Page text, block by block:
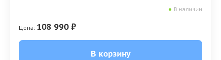
● В наличии
Цена: 108 990 ₽
В корзину